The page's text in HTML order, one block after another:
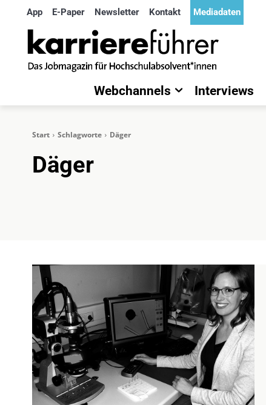
App E-Paper Newsletter Kontakt Mediadaten
Webchannels Interviews
Start Schlagworte Däger
Däger